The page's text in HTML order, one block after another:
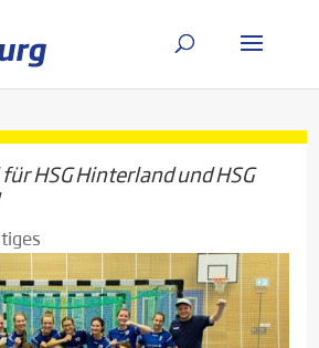
HSG Hinterland und HSG